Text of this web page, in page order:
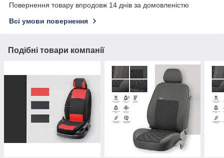
Повернення товару впродовж 14 днів за домовленістю
Всі умови повернення
Подібні товари компанії